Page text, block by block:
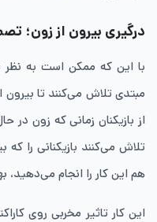
درگیری بیرون از زون؛
با این که ممکن است به نظر
مبتدی تلاش می‌کنند تا بیرون
از بازیکنان زمانی که زون
تلاش می‌کنند بازیکنانی را که
هم این کار را انجام می‌دهید،
این کار تاثیر مخربی روی